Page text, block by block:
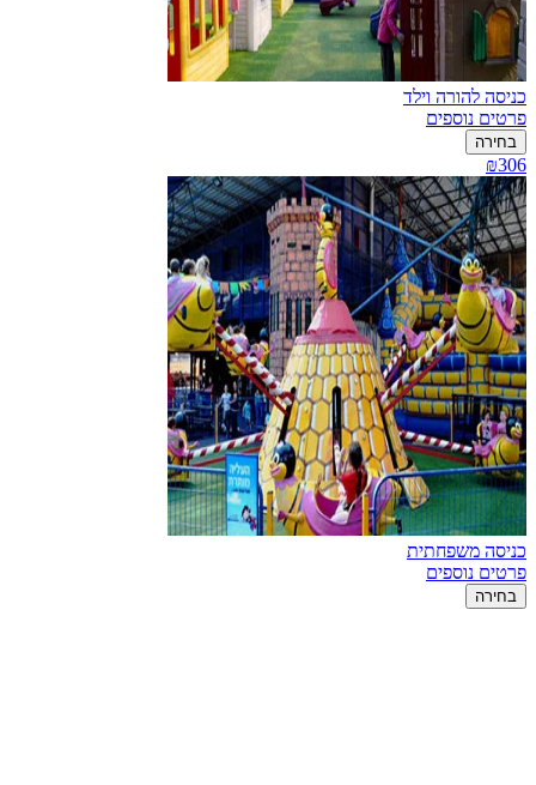
כניסה להורה וילד
פרטים נוספים
בחירה
₪306
כניסה משפחתית
פרטים נוספים
בחירה